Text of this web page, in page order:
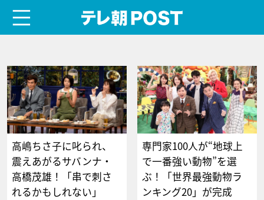
高嶋ちさ子に叱られ、
震えあがるサバンナ・
高橋茂雄！「串で刺さ
れるかもしれない」
専門家100人が“地球上
で一番強い動物”を選
ぶ！「世界最強動物ラ
ンキング20」が完成